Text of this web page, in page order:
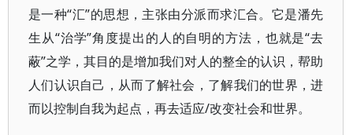
是一种“汇”的思想，主张由分派而求汇合。它是潘先
生从“治学”角度提出的人的自明的方法，也就是“去
蔽”之学，其目的是增加我们对人的整全的认识，帮助
人们认识自己，从而了解社会，了解我们的世界，进
而以控制自我为起点，再去适应/改变社会和世界。